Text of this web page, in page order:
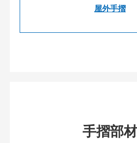
屋外手摺
手摺部材